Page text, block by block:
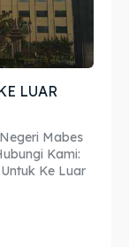
LUAR
Mabes
Kami: